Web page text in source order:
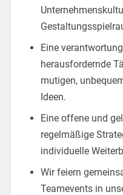
Eine
herausfordernde
mutigen,
Ideen.
Eine offene und
regelmäßige
individuelle
Wir feiern
Teamevents in